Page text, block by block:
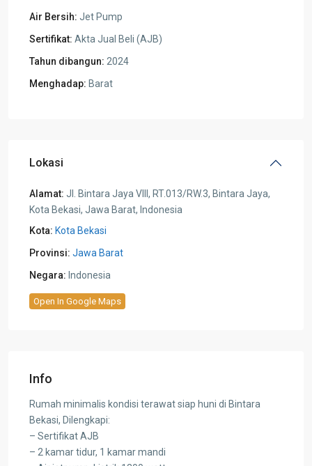
Air Bersih: Jet Pump
Sertifikat: Akta Jual Beli (AJB)
Tahun dibangun: 2024
Menghadap: Barat
Lokasi
Alamat: Jl. Bintara Jaya VIII, RT.013/RW.3, Bintara Jaya,
Kota Bekasi, Jawa Barat, Indonesia
Kota: Kota Bekasi
Provinsi: Jawa Barat
Negara: Indonesia
Open In Google Maps
Info
Rumah minimalis kondisi terawat siap huni di Bintara
Bekasi, Dilengkapi:
– Sertifikat AJB
– 2 kamar tidur, 1 kamar mandi